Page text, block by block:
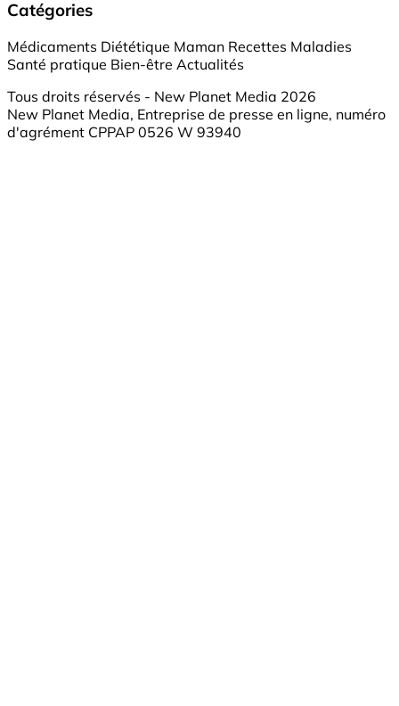
Catégories
Médicaments Diététique Maman Recettes Maladies
Santé pratique Bien-être Actualités
Tous droits réservés - New Planet Media 2026
New Planet Media, Entreprise de presse en ligne, numéro
d'agrément CPPAP 0526 W 93940